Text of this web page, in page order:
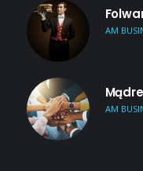
AM
AM